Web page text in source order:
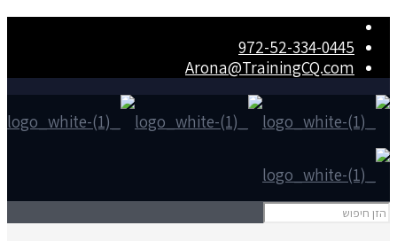
972-52-334-0445
Arona@TrainingCQ.com